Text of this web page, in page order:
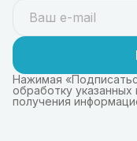
Нажимая
обработку
получения